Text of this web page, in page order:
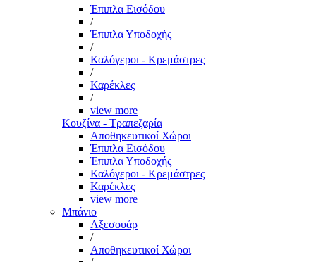
Έπιπλα Εισόδου
/
Έπιπλα Υποδοχής
/
Καλόγεροι - Κρεμάστρες
/
Καρέκλες
/
view more
Κουζίνα - Τραπεζαρία
Αποθηκευτικοί Χώροι
Έπιπλα Εισόδου
Έπιπλα Υποδοχής
Καλόγεροι - Κρεμάστρες
Καρέκλες
view more
Μπάνιο
Αξεσουάρ
/
Αποθηκευτικοί Χώροι